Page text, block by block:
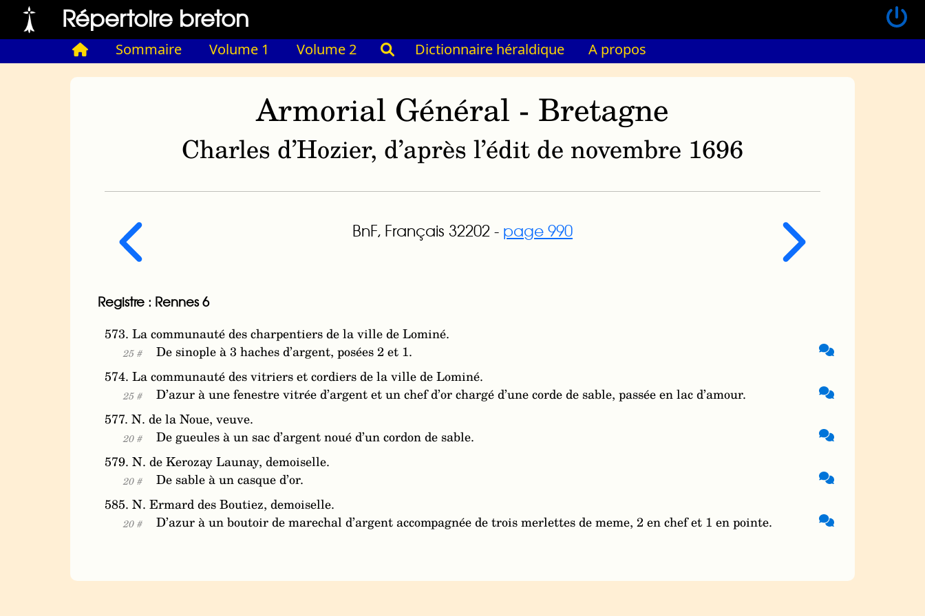
Répertoire breton
Sommaire Volume 1 Volume 2 Dictionnaire héraldique A propos
Armorial Général - Bretagne
Charles d’Hozier, d’après l’édit de novembre 1696
BnF, Français 32202 - page 990
Registre : Rennes 6
573. La communauté des charpentiers de la ville de Lominé.
25 #
De sinople à 3 haches d’argent, posées 2 et 1.
574. La communauté des vitriers et cordiers de la ville de Lominé.
25 #
D’azur à une fenestre vitrée d’argent et un chef d’or chargé d’une corde de sable, passée en lac d’amour.
577. N. de la Noue, veuve.
20 #
De gueules à un sac d’argent noué d’un cordon de sable.
579. N. de Kerozay Launay, demoiselle.
20 #
De sable à un casque d’or.
585. N. Ermard des Boutiez, demoiselle.
20 # D’azur à un boutoir de marechal d’argent accompagnée de trois merlettes de meme, 2 en chef et 1 en pointe.